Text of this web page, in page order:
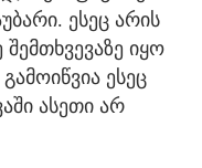
ესეც არის
იყო
ესეც
ასეთი არ